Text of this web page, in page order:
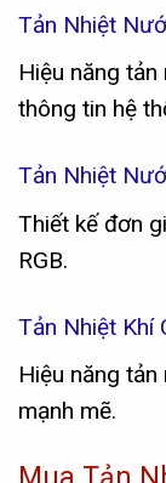
Tản Nhiệt
Hiệu năng tản
thông tin hệ
Tản Nhiệt
Thiết kế đơn
RGB.
Tản Nhiệt Khí
Hiệu năng
mạnh mẽ.